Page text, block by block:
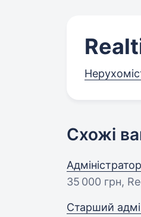
Схожі
35 000 грн,
Старший